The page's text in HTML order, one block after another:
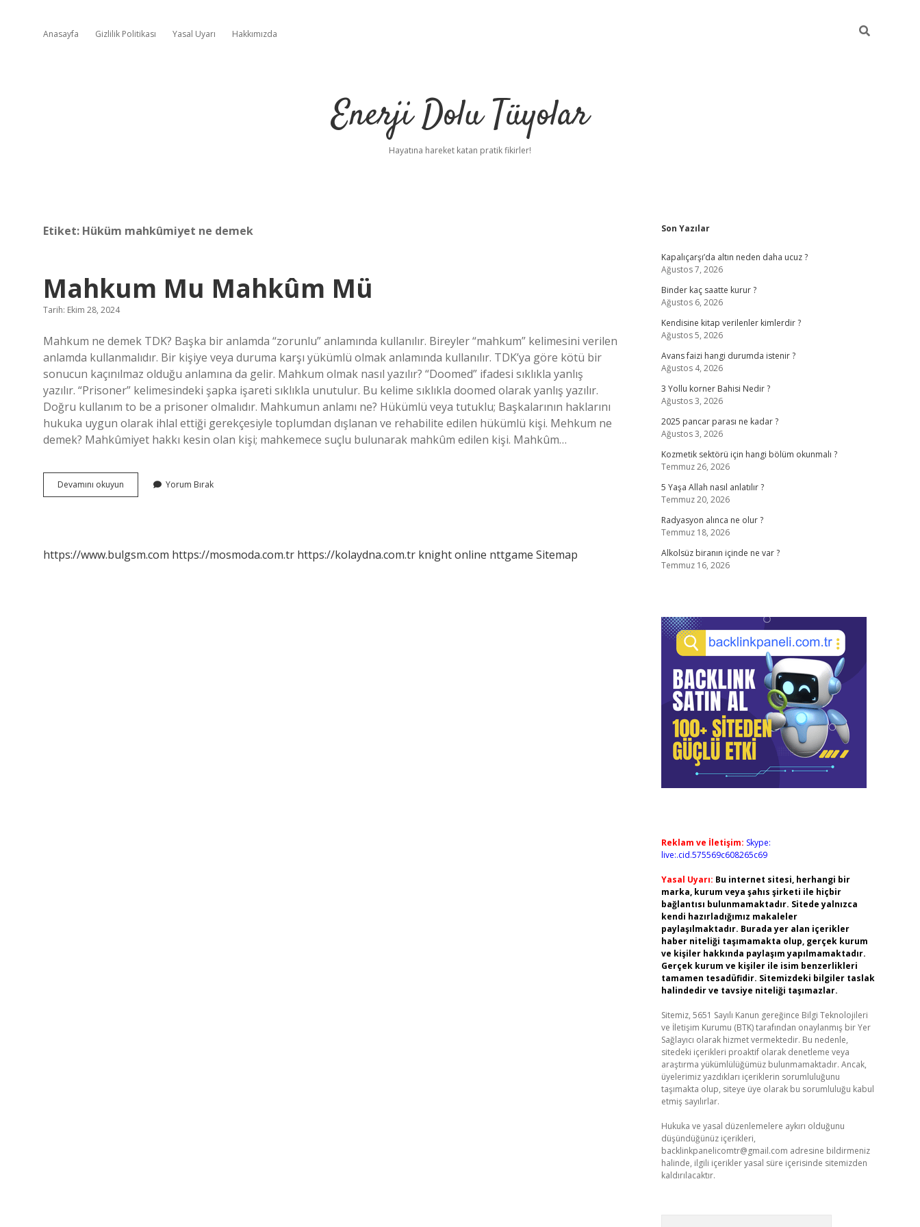
Anasayfa Gizlilik Politikası Yasal Uyarı Hakkımızda
Enerji Dolu Tüyolar
Hayatına hareket katan pratik fikirler!
Etiket: Hüküm mahkûmiyet ne demek
Mahkum Mu Mahkûm Mü
Tarih: Ekim 28, 2024
Mahkum ne demek TDK? Başka bir anlamda “zorunlu” anlamında kullanılır. Bireyler “mahkum” kelimesini verilen
anlamda kullanmalıdır. Bir kişiye veya duruma karşı yükümlü olmak anlamında kullanılır. TDK’ya göre kötü bir
sonucun kaçınılmaz olduğu anlamına da gelir. Mahkum olmak nasıl yazılır? “Doomed” ifadesi sıklıkla yanlış
yazılır. “Prisoner” kelimesindeki şapka işareti sıklıkla unutulur. Bu kelime sıklıkla doomed olarak yanlış yazılır.
Doğru kullanım to be a prisoner olmalıdır. Mahkumun anlamı ne? Hükümlü veya tutuklu; Başkalarının haklarını
hukuka uygun olarak ihlal ettiği gerekçesiyle toplumdan dışlanan ve rehabilite edilen hükümlü kişi. Mehkum ne
demek? Mahkûmiyet hakkı kesin olan kişi; mahkemece suçlu bulunarak mahkûm edilen kişi. Mahkûm…
Devamını okuyun Mahkum
Mu
Yorum Bırak
https://www.bulgsm.com https://mosmoda.com.tr https://kolaydna.com.tr knight online nttgame Sitemap
Sidebar
Son Yazılar
Kapalıçarşı’da altın neden daha ucuz ?
Ağustos 7, 2026
Binder kaç saatte kurur ?
Ağustos 6, 2026
Kendisine kitap verilenler kimlerdir ?
Ağustos 5, 2026
Avans faizi hangi durumda istenir ?
Ağustos 4, 2026
3 Yollu korner Bahisi Nedir ?
Ağustos 3, 2026
2025 pancar parası ne kadar ?
Ağustos 3, 2026
Kozmetik sektörü için hangi bölüm okunmalı ?
Temmuz 26, 2026
5 Yaşa Allah nasıl anlatılır ?
Temmuz 20, 2026
Radyasyon alınca ne olur ?
Temmuz 18, 2026
Alkolsüz biranın içinde ne var ?
Temmuz 16, 2026
Reklam ve İletişim: Skype:
live:.cid.575569c608265c69
Yasal Uyarı: Bu internet sitesi, herhangi bir
marka, kurum veya şahıs şirketi ile hiçbir
bağlantısı bulunmamaktadır. Sitede yalnızca
kendi hazırladığımız makaleler
paylaşılmaktadır. Burada yer alan içerikler
haber niteliği taşımamakta olup, gerçek kurum
ve kişiler hakkında paylaşım yapılmamaktadır.
Gerçek kurum ve kişiler ile isim benzerlikleri
tamamen tesadüfidir. Sitemizdeki bilgiler taslak
halindedir ve tavsiye niteliği taşımazlar.
Sitemiz, 5651 Sayılı Kanun gereğince Bilgi Teknolojileri
ve İletişim Kurumu (BTK) tarafından onaylanmış bir Yer
Sağlayıcı olarak hizmet vermektedir. Bu nedenle,
sitedeki içerikleri proaktif olarak denetleme veya
araştırma yükümlülüğümüz bulunmamaktadır. Ancak,
üyelerimiz yazdıkları içeriklerin sorumluluğunu
taşımakta olup, siteye üye olarak bu sorumluluğu kabul
etmiş sayılırlar.
Hukuka ve yasal düzenlemelere aykırı olduğunu
düşündüğünüz içerikleri,
backlinkpanelicomtr@gmail.com adresine bildirmeniz
halinde, ilgili içerikler yasal süre içerisinde sitemizden
kaldırılacaktır.
ilbet güncel giriş adresi